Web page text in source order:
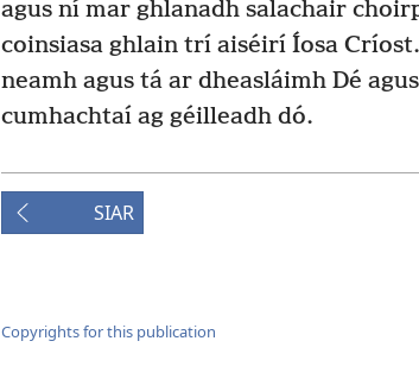
agus ní mar ghlanadh salachair
coinsiasa ghlain trí aiséirí Íosa Críost.
neamh agus tá ar dheasláimh Dé
cumhachtaí ag géilleadh dó.
SIAR
Copyrights for this publication